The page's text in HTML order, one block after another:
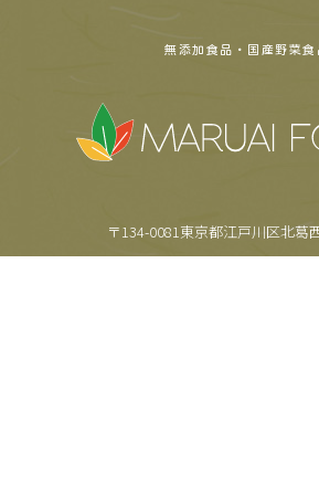
無添加食品・国産野菜食
〒134-0081東京都江戸川区北葛